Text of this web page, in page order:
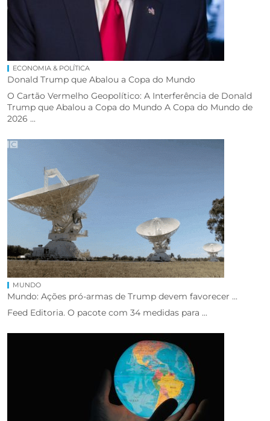
ECONOMIA & POLÍTICA
Donald Trump que Abalou a Copa do Mundo
O Cartão Vermelho Geopolítico: A Interferência de Donald
Trump que Abalou a Copa do Mundo A Copa do Mundo de
2026 ...
MUNDO
Mundo: Ações pró-armas de Trump devem favorecer ...
Feed Editoria. O pacote com 34 medidas para ...